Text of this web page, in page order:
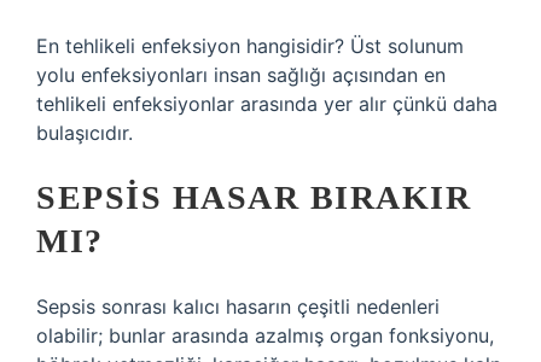
En tehlikeli enfeksiyon hangisidir? Üst solunum
yolu enfeksiyonları insan sağlığı açısından en
tehlikeli enfeksiyonlar arasında yer alır çünkü daha
bulaşıcıdır.
SEPSIS HASAR BIRAKIR
MI?
Sepsis sonrası kalıcı hasarın çeşitli nedenleri
olabilir; bunlar arasında azalmış organ fonksiyonu,